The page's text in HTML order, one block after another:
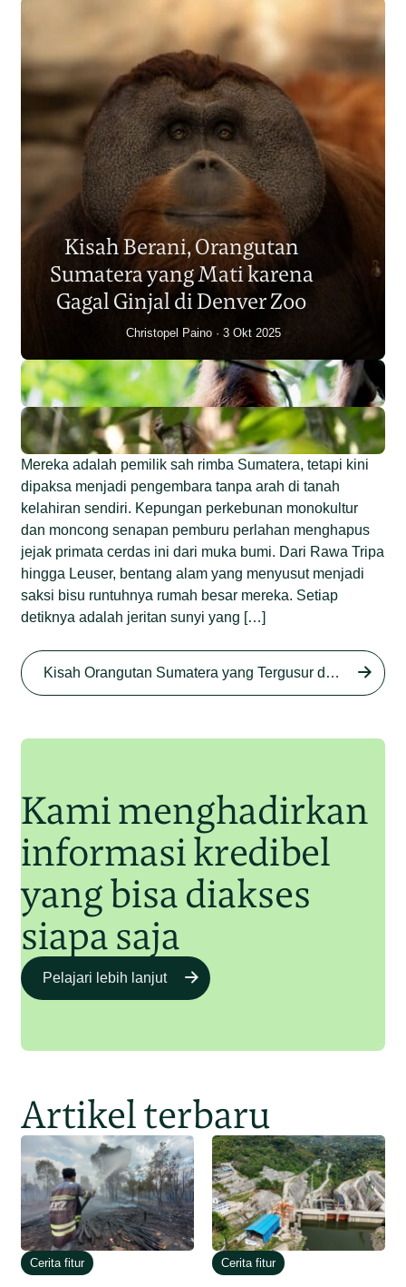
Populasi Orangutan
Sumatera Berkurang 2.700
Individu dalam Satu Dekade?
Junaidi Hanafiah 14 Jul 2026
Kisah Berani, Orangutan
Sumatera yang Mati karena
Gagal Ginjal di Denver Zoo
Christopel Paino 3 Okt 2025
Sumatera di Rawa Tripa
Junaidi Hanafiah 27 Agu 2025
Begini Modus Perburuan
Mereka adalah pemilik sah rimba Sumatera, tetapi kini
dipaksa menjadi pengembara tanpa arah di tanah
kelahiran sendiri. Kepungan perkebunan monokultur
dan moncong senapan pemburu perlahan menghapus
jejak primata cerdas ini dari muka bumi. Dari Rawa Tripa
hingga Leuser, bentang alam yang menyusut menjadi
saksi bisu runtuhnya rumah besar mereka. Setiap
detiknya adalah jeritan sunyi yang […]
Kisah Orangutan Sumatera yang Tergusur dari Rumah Sendiri series
Kami menghadirkan
informasi kredibel
yang bisa diakses
siapa saja
Pelajari lebih lanjut
Artikel terbaru
Cerita fitur Cerita fitur